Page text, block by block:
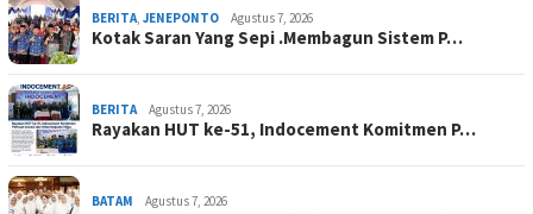
BERITA, JENEPONTO Agustus 7, 2026
Kotak Saran Yang Sepi .Membagun Sistem P…
BERITA Agustus 7, 2026
Rayakan HUT ke-51, Indocement Komitmen P…
BATAM Agustus 7, 2026